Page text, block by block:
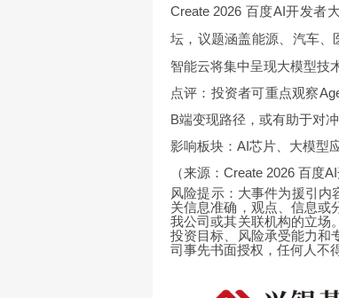
Create 2026 百度AI开发者
坛，议题涵盖能源、汽车、
智能云将集中呈现大模型技
点评：投资者可重点观察
B端变现路径，或有助于对
影响板块：AI芯片、大模型
（来源：Create 2026 百度
风险提示：大事件为援引
关信息准确，观点、信息或
我公司或其关联机构的立场
投资目标、风险承受能力和
司事先书面授权，任何人不